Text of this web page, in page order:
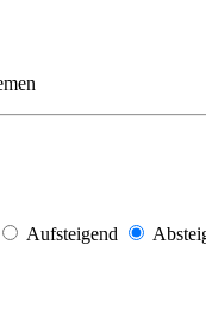
Aufsteigend